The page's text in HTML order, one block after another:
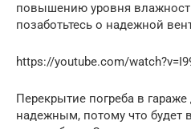
повышению уровня
позаботьтесь о надежной
https://youtube.com/
Перекрытие погреба в
надежным, потому что будет